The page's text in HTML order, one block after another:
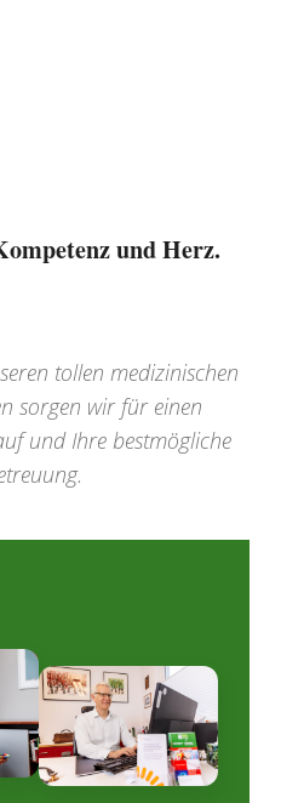
und Herz.
tollen medizinischen
sorgen wir für einen
und Ihre bestmögliche